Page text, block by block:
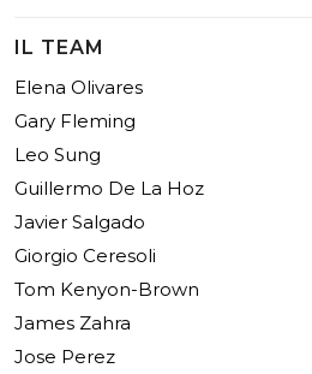
IL TEAM
Elena Olivares
Gary Fleming
Leo Sung
Guillermo De La Hoz
Javier Salgado
Giorgio Ceresoli
Tom Kenyon-Brown
James Zahra
Jose Perez